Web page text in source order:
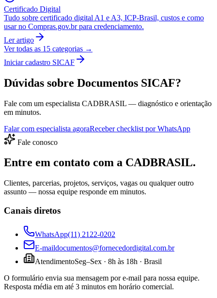
Certificado Digital
Tudo sobre certificado digital A1 e A3, ICP-Brasil, custos e como
usar no Compras.gov.br para credenciamento.
Ler artigo
Ver todas as 15 categorias →
Iniciar cadastro SICAF
Dúvidas sobre Documentos SICAF?
Fale com um especialista CADBRASIL — diagnóstico e orientação
em minutos.
Falar com especialista agoraReceber checklist por WhatsApp
Fale conosco
Entre em contato com a CADBRASIL.
Clientes, parcerias, projetos, serviços, vagas ou qualquer outro
assunto — nossa equipe responde em minutos.
Canais diretos
WhatsApp(11) 2122-0202
E-maildocumentos@fornecedordigital.com.br
AtendimentoSeg–Sex · 8h às 18h · Brasil
O formulário envia sua mensagem por e-mail para nossa equipe.
Resposta média em até 3 minutos em horário comercial.